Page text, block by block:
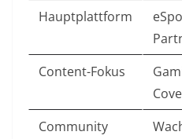
Hauptplattform
Content-Fokus
Community